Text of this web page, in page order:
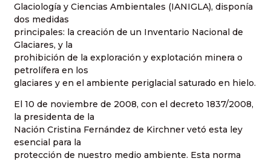
Glaciología y Ciencias Ambientales (IANIGLA), disponía
dos medidas
principales: la creación de un Inventario Nacional de
Glaciares, y la
prohibición de la exploración y explotación minera o
petrolífera en los
glaciares y en el ambiente periglacial saturado en hielo.
El 10 de noviembre de 2008, con el decreto 1837/2008,
la presidenta de la
Nación Cristina Fernández de Kirchner vetó esta ley
esencial para la
protección de nuestro medio ambiente. Esta norma